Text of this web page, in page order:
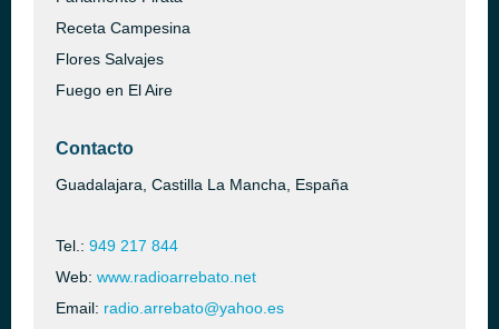
Receta Campesina
Flores Salvajes
Fuego en El Aire
Contacto
Guadalajara, Castilla La Mancha, España
Tel.: 949 217 844
Web: www.radioarrebato.net
Email: radio.arrebato@yahoo.es